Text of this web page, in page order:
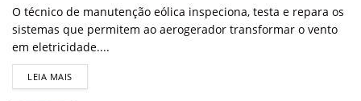
O técnico de manutenção eólica inspeciona, testa e repara os
sistemas que permitem ao aerogerador transformar o vento
em eletricidade....
LEIA MAIS